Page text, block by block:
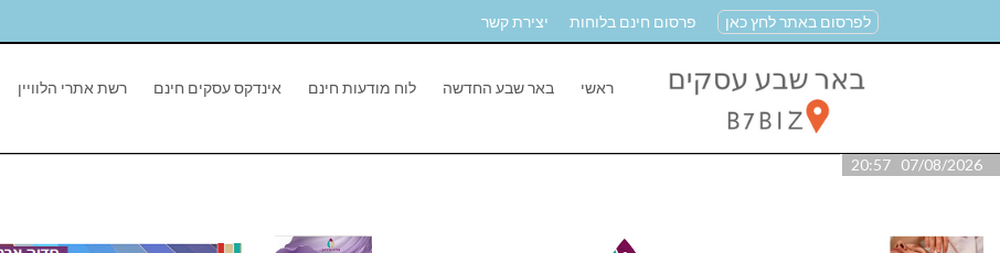
לפרסום באתר לחץ כאן פרסום חינם בלוחות יצירת קשר
ראשי באר שבע החדשה לוח מודעות חינם אינדקס עסקים חינם רשת אתרי הלוויין
07/08/2026 20:57